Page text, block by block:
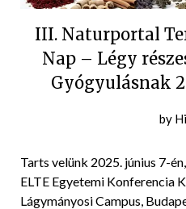
III. Naturportal
Nap – Légy
Gyógyulásnak
04-
07
by
Tarts velünk 2025. június 7-
ELTE Egyetemi Konferencia
Lágymányosi Campus,